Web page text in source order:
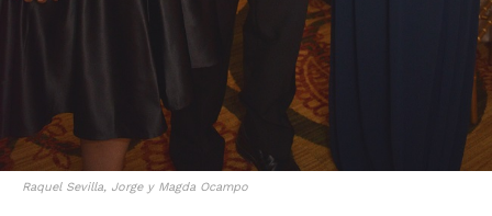
Raquel Sevilla, Jorge y Magda Ocampo